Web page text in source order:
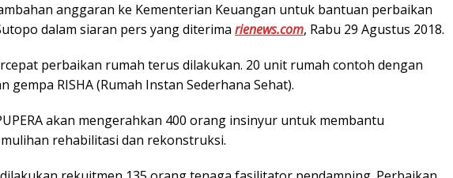
anggaran ke Kementerian Keuangan untuk bantuan perbaikan
dalam siaran pers yang diterima rienews.com, Rabu 29 Agustus 2018.
perbaikan rumah terus dilakukan. 20 unit rumah contoh dengan
gempa RISHA (Rumah Instan Sederhana Sehat).
akan mengerahkan 400 orang insinyur untuk membantu
rehabilitasi dan rekonstruksi.